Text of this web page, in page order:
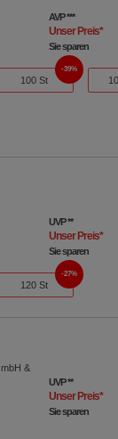
AVP***
Unser Preis*
Sie sparen
100 St
39%
UVP**
Unser Preis*
Sie sparen
120 St
27%
&
UVP**
Unser Preis*
Sie sparen